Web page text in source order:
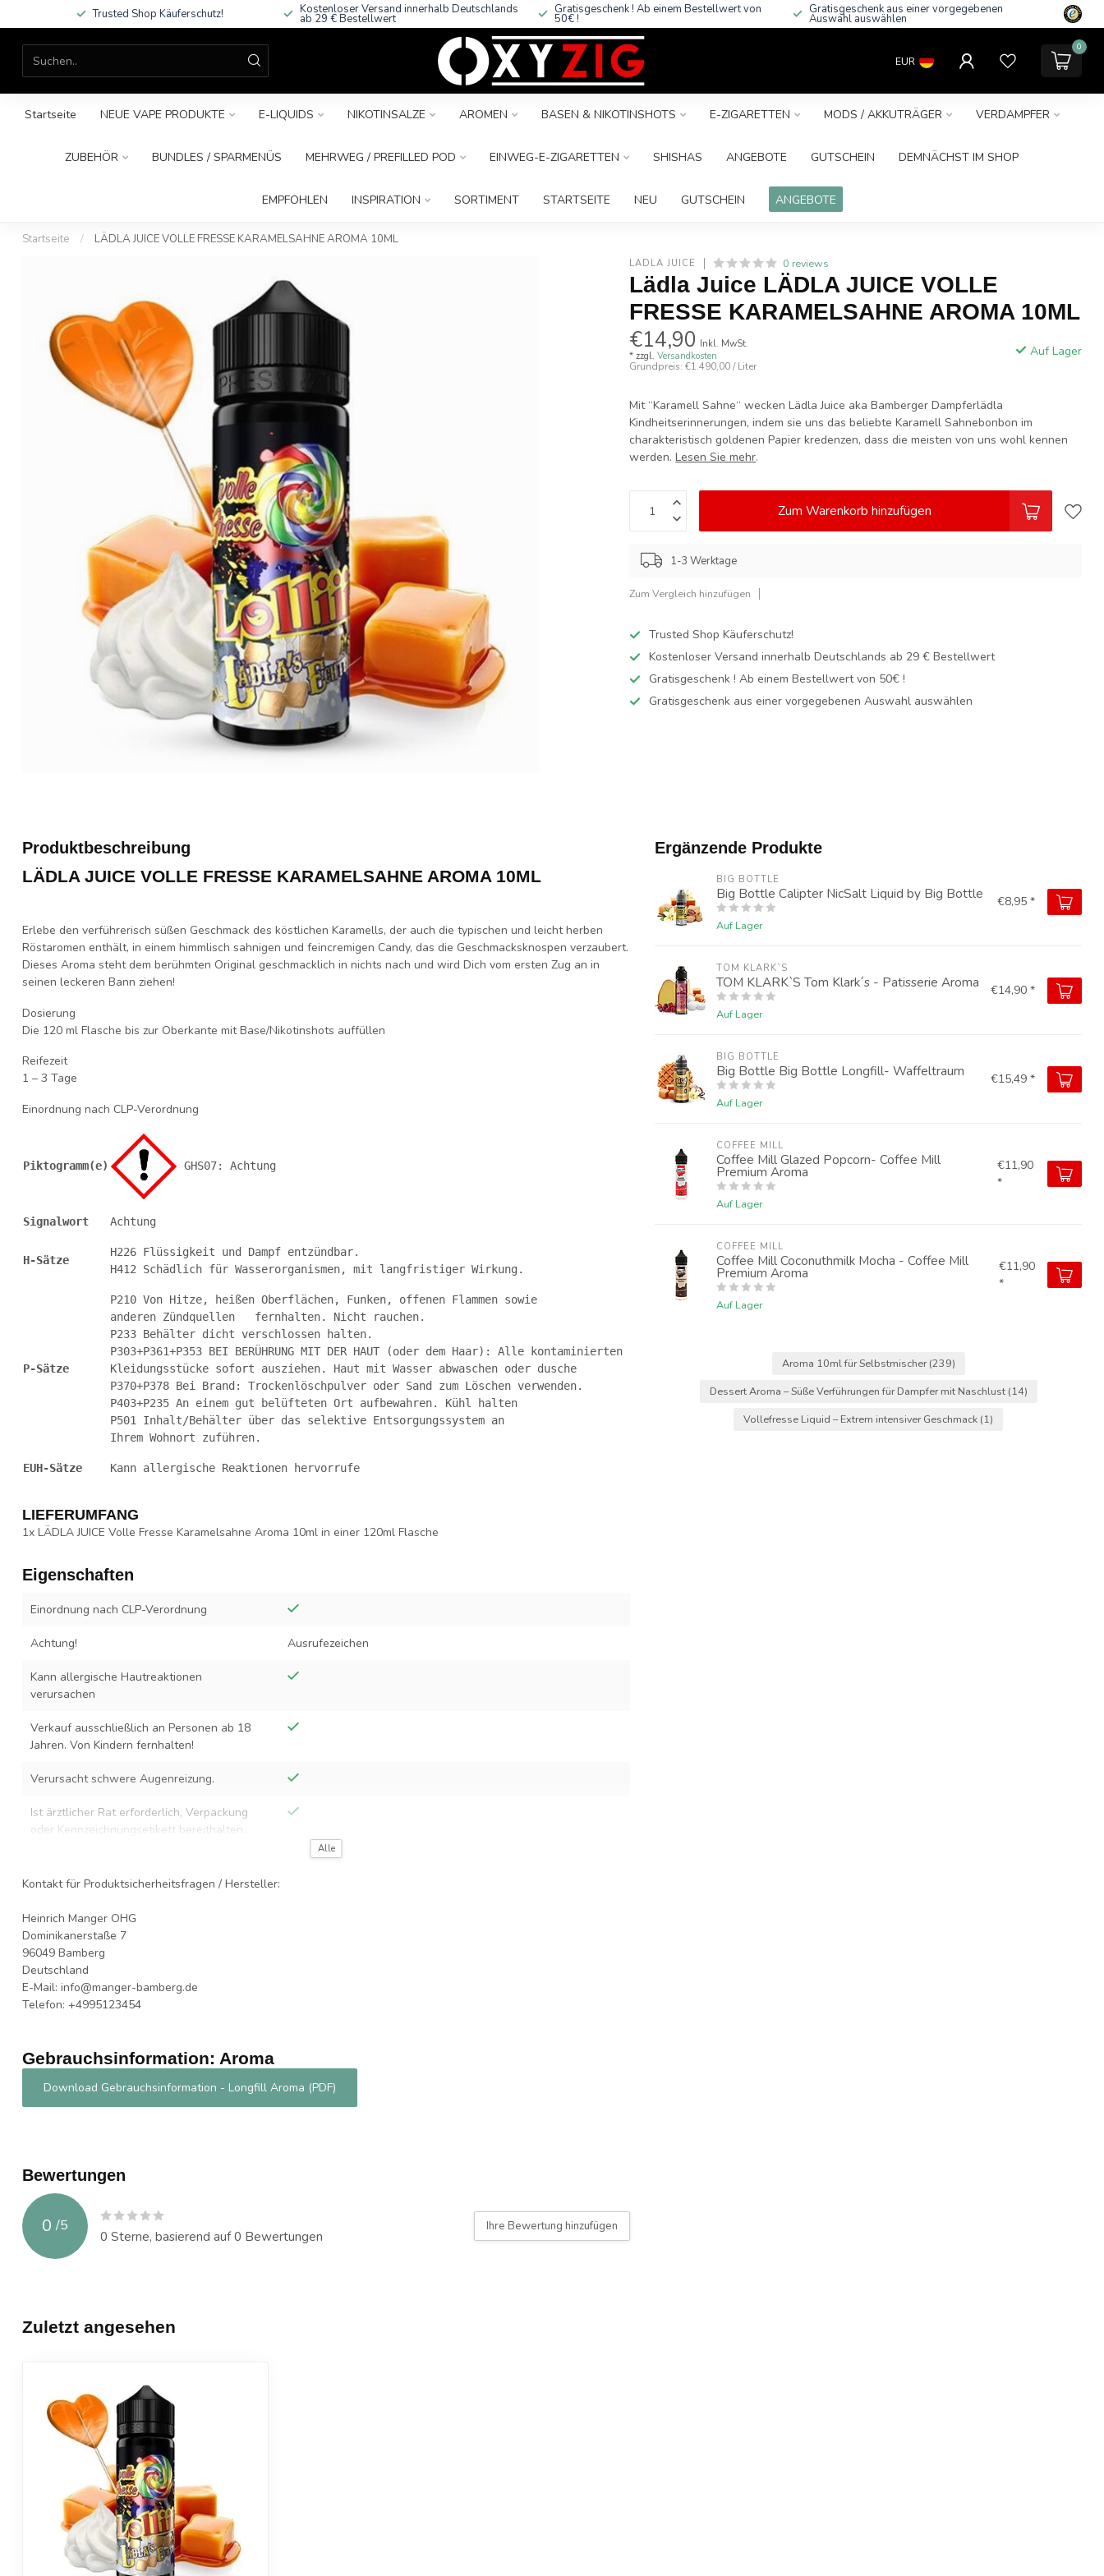
Trusted Shop Käuferschutz! Kostenloser Versand innerhalb Deutschlands
ab 29 € Bestellwert
Gratisgeschenk ! Ab einem Bestellwert von
50€ !
Gratisgeschenk aus einer vorgegebenen
Auswahl auswählen
EUR
0
Startseite NEUE VAPE PRODUKTE E-LIQUIDS NIKOTINSALZE AROMEN BASEN & NIKOTINSHOTS E-ZIGARETTEN MODS / AKKUTRÄGER VERDAMPFER
ZUBEHÖR BUNDLES / SPARMENÜS MEHRWEG / PREFILLED POD EINWEG-E-ZIGARETTEN SHISHAS ANGEBOTE GUTSCHEIN DEMNÄCHST IM SHOP
EMPFOHLEN INSPIRATION SORTIMENT STARTSEITE NEU GUTSCHEIN ANGEBOTE
Startseite / LÄDLA JUICE VOLLE FRESSE KARAMELSAHNE AROMA 10ML
LÄDLA JUICE 0 reviews
Lädla Juice LÄDLA JUICE VOLLE
FRESSE KARAMELSAHNE AROMA 10ML
€14,90 Inkl. MwSt.
* zzgl.Versandkosten
Grundpreis: €1.490,00 / Liter
Auf Lager
Mit “Karamell Sahne“ wecken Lädla Juice aka Bamberger Dampferlädla
Kindheitserinnerungen, indem sie uns das beliebte Karamell Sahnebonbon im
charakteristisch goldenen Papier kredenzen, dass die meisten von uns wohl kennen
werden.Lesen Sie mehr.
Zum Warenkorb hinzufügen
1-3 Werktage
Zum Vergleich hinzufügen
Trusted Shop Käuferschutz!
Kostenloser Versand innerhalb Deutschlands ab 29 € Bestellwert
Gratisgeschenk ! Ab einem Bestellwert von 50€ !
Gratisgeschenk aus einer vorgegebenen Auswahl auswählen
Produktbeschreibung
LÄDLA JUICE VOLLE FRESSE KARAMELSAHNE AROMA 10ML
Erlebe den verführerisch süßen Geschmack des köstlichen Karamells, der auch die typischen und leicht herben
Röstaromen enthält, in einem himmlisch sahnigen und feincremigen Candy, das die Geschmacksknospen verzaubert.
Dieses Aroma steht dem berühmten Original geschmacklich in nichts nach und wird Dich vom ersten Zug an in
seinen leckeren Bann ziehen!
Dosierung
Die 120 ml Flasche bis zur Oberkante mit Base/Nikotinshots auffüllen
Reifezeit
1 – 3 Tage
Einordnung nach CLP-Verordnung
Piktogramm(e) GHS07: Achtung
Signalwort Achtung
H-Sätze
H226 Flüssigkeit und Dampf entzündbar.
H412 Schädlich für Wasserorganismen, mit langfristiger Wirkung.
P-Sätze
P210 Von Hitze, heißen Oberflächen, Funken, offenen Flammen sowie
anderen Zündquellen   fernhalten. Nicht rauchen.
P233 Behälter dicht verschlossen halten.
P303+P361+P353 BEI BERÜHRUNG MIT DER HAUT (oder dem Haar): Alle kontaminierten
Kleidungsstücke sofort ausziehen. Haut mit Wasser abwaschen oder dusche
P370+P378 Bei Brand: Trockenlöschpulver oder Sand zum Löschen verwenden.
P403+P235 An einem gut belüfteten Ort aufbewahren. Kühl halten
P501 Inhalt/Behälter über das selektive Entsorgungssystem an
Ihrem Wohnort zuführen.
EUH-Sätze Kann allergische Reaktionen hervorrufe
LIEFERUMFANG
1x LÄDLA JUICE Volle Fresse Karamelsahne Aroma 10ml in einer 120ml Flasche
Eigenschaften
Einordnung nach CLP-Verordnung
Achtung! Ausrufezeichen
Kann allergische Hautreaktionen
verursachen
Verkauf ausschließlich an Personen ab 18
Jahren. Von Kindern fernhalten!
Verursacht schwere Augenreizung.
Ist ärztlicher Rat erforderlich, Verpackung
oder Kennzeichnungsetikett bereithalten.
offenen Flammen und anderen Zündquellen
Bei Brand: Trockensand, Löschpulver oder
alkoholbeständigen Schaum zum Löschen
verwenden
Alle
Kontakt für Produktsicherheitsfragen / Hersteller:
Heinrich Manger OHG
Dominikanerstaße 7
96049 Bamberg
Deutschland
E-Mail: info@manger-bamberg.de
Telefon: +4995123454
Gebrauchsinformation: Aroma
Download Gebrauchsinformation - Longfill Aroma (PDF)
Bewertungen
0 /5
0 Sterne, basierend auf0 Bewertungen
Ihre Bewertung hinzufügen
Ergänzende Produkte
BIG BOTTLE
Big Bottle Calipter NicSalt Liquid by Big Bottle
Auf Lager
€8,95 *
TOM KLARK`S
TOM KLARK`S Tom Klark´s - Patisserie Aroma
Auf Lager
€14,90 *
BIG BOTTLE
Big Bottle Big Bottle Longfill- Waffeltraum
Auf Lager
€15,49 *
COFFEE MILL
Coffee Mill Glazed Popcorn- Coffee Mill
Premium Aroma
Auf Lager
€11,90
*
COFFEE MILL
Coffee Mill Coconuthmilk Mocha - Coffee Mill
Premium Aroma
Auf Lager
€11,90
*
Aroma 10ml für Selbstmischer(239)
Dessert Aroma – Süße Verführungen für Dampfer mit Naschlust (14)
Vollefresse Liquid – Extrem intensiver Geschmack (1)
Zuletzt angesehen